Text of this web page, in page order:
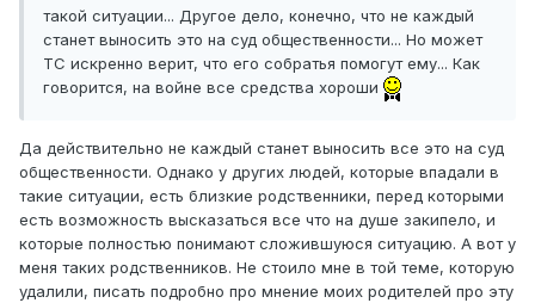
такой ситуации... Другое дело, конечно, что не каждый
станет выносить это на суд общественности... Но может
ТС искренно верит, что его собратья помогут ему... Как
говорится, на войне все средства хороши
Да действительно не каждый станет выносить все это на суд
общественности. Однако у других людей, которые впадали в
такие ситуации, есть близкие родственники, перед которыми
есть возможность высказаться все что на душе закипело, и
которые полностью понимают сложившуюся ситуацию. А вот у
меня таких родственников. Не стоило мне в той теме, которую
удалили, писать подробно про мнение моих родителей про эту